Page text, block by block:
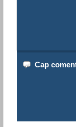
Cap